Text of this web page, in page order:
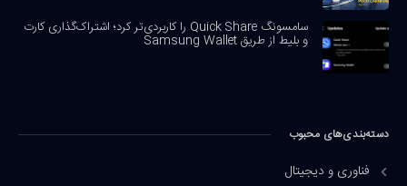
سامسونگ Quick Share را کاربردی‌تر کرد؛ اشتراک‌گذاری کارت
و بلیط از طریق Samsung Wallet
دسته‌بندی‌های محبوب
فناوری و دیجیتال